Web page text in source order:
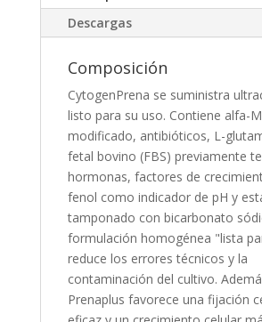
Descargas
Composición
CytogenPrena se suministra
listo para su uso. Contiene alfa-
modificado, antibióticos, L-
fetal bovino (FBS) previamente
hormonas, factores de
fenol como indicador de pH y
tamponado con bicarbonato
formulación homogénea "lista
reduce los errores técnicos y la
contaminación del cultivo.
Prenaplus favorece una fijación